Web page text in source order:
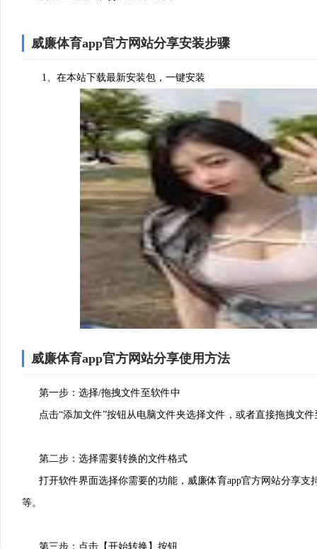
威廉体育app官方网站分享安装步骤
1、在本站下载最新安装包，一键安装
2、安装进行中，耐心等待
威廉体育app官方网站分享使用方法
第一步：选择/拖拽文件至软件中
点击“添加文件”按钮从电脑文件夹选择文件，或者直接拖拽文件
第二步：选择需要转换的文件格式
打开软件界面选择你需要的功能，威廉体育app官方网站分享支
等。
第三步：点击【开始转换】按钮